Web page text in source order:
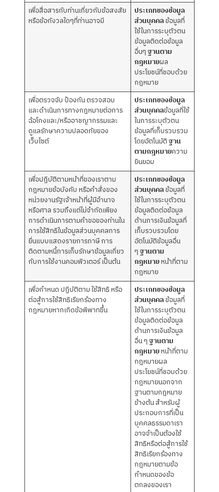
เพื่อสื่อสารกับท่านเกี่ยวกับข้อสงสัย
หรือข้อกังวลใดๆที่ท่านอาจมี
ประเภทของข้อมูล
ส่วนบุคคลข้อมูลที่
ใช้ในการระบุตัวตน
ข้อมูลติดต่อข้อมูล
อื่นๆฐานตาม
กฎหมายผล
ประโยชน์ที่ชอบด้วย
กฎหมาย
เพื่อตรวจจับ ป้องกัน ตรวจสอบ
และดำเนินการทางกฎหมายต่อการ
ฉ้อโกงและ/หรืออาชญากรรมและ
ดูแลรักษาความปลอดภัยของ
เว็บไซต์
ประเภทของข้อมูล
ส่วนบุคคลข้อมูลที่ใช้
ในการระบุตัวตน
ข้อมูลที่เก็บรวบรวม
โดยอัตโนมัติฐาน
ตามกฎหมายความ
ยินยอม
เพื่อปฏิบัติตามหน้าที่ของเราตาม
กฎหมายข้อบังคับ หรือคำสั่งของ
หน่วยงานรัฐเจ้าหน้าที่ผู้มีอำนาจ
หรือศาล รวมถึงแต่ไม่จำกัดเพียง
การดำเนินการตามคำขอของท่านใน
การใช้สิทธิในข้อมูลส่วนบุคคลการ
ยื่นแบบแสดงรายการภาษี การ
ติดตามหนี้การเก็บรักษาข้อมูลเกี่ยว
กับการใช้งานคอมพิวเตอร์ เป็นต้น
ประเภทของข้อมูล
ส่วนบุคคลข้อมูลที่
ใช้ในการระบุตัวตน
ข้อมูลติดต่อข้อมูล
ด้านการเงินข้อมูลที่
เก็บรวบรวมโดย
อัตโนมัติข้อมูลอื่น
ๆฐานตาม
กฎหมายหน้าที่ตาม
กฎหมาย
เพื่อกำหนด ปฏิบัติตาม ใช้สิทธิ หรือ
ต่อสู้การใช้สิทธิเรียกร้องทาง
กฎหมายหากเกิดข้อพิพาทขึ้น
ประเภทของข้อมูล
ส่วนบุคคลข้อมูลที่
ใช้ในการระบุตัวตน
ข้อมูลติดต่อข้อมูล
ด้านการเงินข้อมูล
อื่น ๆฐานตาม
กฎหมายหน้าที่ตาม
กฎหมายผล
ประโยชน์ที่ชอบด้วย
กฎหมายนอกจาก
ฐานตามกฎหมาย
ข้างต้น สำหรับผู้
ประกอบการที่เป็น
บุคคลธรรมดาเรา
อาจจำเป็นต้องใช้
สิทธิหรือต่อสู้การใช้
สิทธิเรียกร้องทาง
กฎหมายตามข้อ
กำหนดของข้อ
ตกลงของเรา